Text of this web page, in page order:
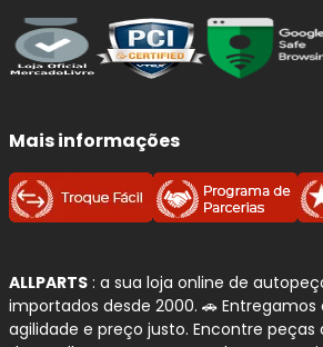
Mais informações
ALLPARTS : a sua loja online de
importados desde 2000. 🚗
agilidade e preço justo. Encontre peças